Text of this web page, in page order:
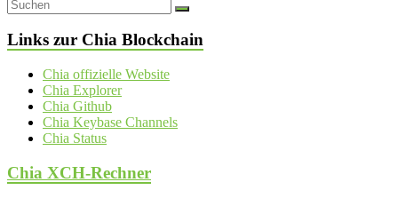
Links zur Chia Blockchain
Chia offizielle Website
Chia Explorer
Chia Github
Chia Keybase Channels
Chia Status
Chia XCH-Rechner